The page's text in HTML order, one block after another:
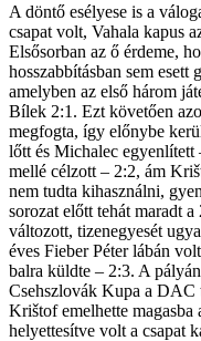
A döntő esélyese is a
csapat volt, Vahala kapus
Elsősorban az ő érdeme,
hosszabbításban sem
amelyben az első három
Bílek 2:1. Ezt követően
megfogta, így előnybe
lőtt és Michalec
mellé célzott – 2:2, ám
nem tudta kihasználni,
sorozat előtt tehát maradt
változott, tizenegyesét
éves Fieber Péter lábán
balra küldte – 2:3. A
Csehszlovák Kupa a DAC
Krištof emelhette
helyettesítve volt a csapat